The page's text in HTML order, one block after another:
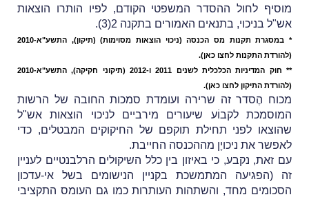
מוסיף לחול ההסדר המשפטי הקודם, לפיו הותרו הוצאות
אש"ל בניכוי, בתנאים האמורים בתקנה 2(3).
* במסגרת תקנות מס הכנסה (ניכוי הוצאות מסוימות) (תיקון), התשע"א-2010
(להורדת התקנות לחצו כאן).
** חוק המדיניות הכלכלית לשנים 2011 ו-2012 (
תיקוני חקיקה), התשע"א-2010
(להורדת התיקון לחצו כאן).
מכוח הֶסדר זה שרירה ועומדת סמכות החובה של הרשות
המוסמכת לקבוֹע שיעורים מירביים לניכוי הוצאות אש"ל
שהוצאו לפני תחילת תוקפם של החיקוקים המבטלים, כדי
לאפשר את ניכויָן מההכנסה החייבת.
עם זאת, נקבע, כי באיזון בין כלל השיקולים הרלבנטיים לעניין
זה (הפגיעה המתמשכת בקניין הנישומים בשל אי-עדכון
הסכומים מחד, והשתהות העותרות כמו גם העומס התקציבי